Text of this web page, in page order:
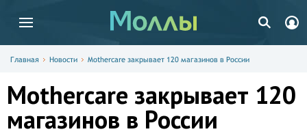
Главная Новости Mothercare закрывает 120 магазинов в России
Mothercare закрывает 120
магазинов в России